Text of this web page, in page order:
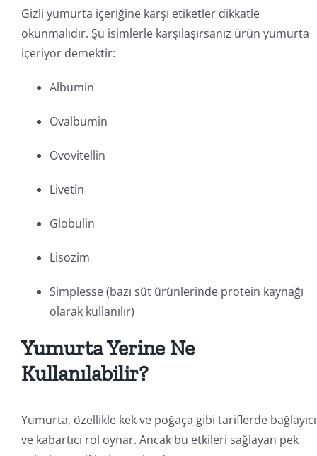
Gizli yumurta içeriğine karşı etiketler dikkatle
okunmalıdır. Şu isimlerle karşılaşırsanız ürün yumurta
içeriyor demektir:
Albumin
Ovalbumin
Ovovitellin
Livetin
Globulin
Lisozim
Simplesse (bazı süt ürünlerinde protein kaynağı
olarak kullanılır)
Yumurta Yerine Ne
Kullanılabilir?
Yumurta, özellikle kek ve poğaça gibi tariflerde bağlayıcı
ve kabartıcı rol oynar. Ancak bu etkileri sağlayan pek